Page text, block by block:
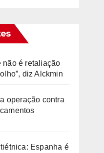
não é retaliação
diz Alckmin
operação contra
Espanha é